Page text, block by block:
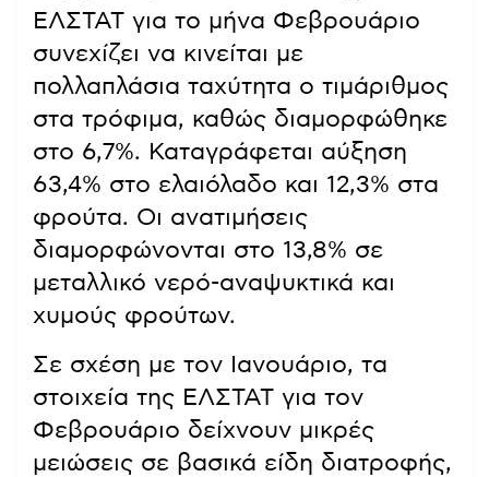
ΕΛΣΤΑΤ για το μήνα Φεβρουάριο
συνεχίζει να κινείται με
πολλαπλάσια ταχύτητα ο τιμάριθμος
στα τρόφιμα, καθώς διαμορφώθηκε
στο 6,7%. Καταγράφεται αύξηση
63,4% στο ελαιόλαδο και 12,3% στα
φρούτα. Οι ανατιμήσεις
διαμορφώνονται στο 13,8% σε
μεταλλικό νερό-αναψυκτικά και
χυμούς φρούτων.
Σε σχέση με τον Ιανουάριο, τα
στοιχεία της ΕΛΣΤΑΤ για τον
Φεβρουάριο δείχνουν μικρές
μειώσεις σε βασικά είδη διατροφής,